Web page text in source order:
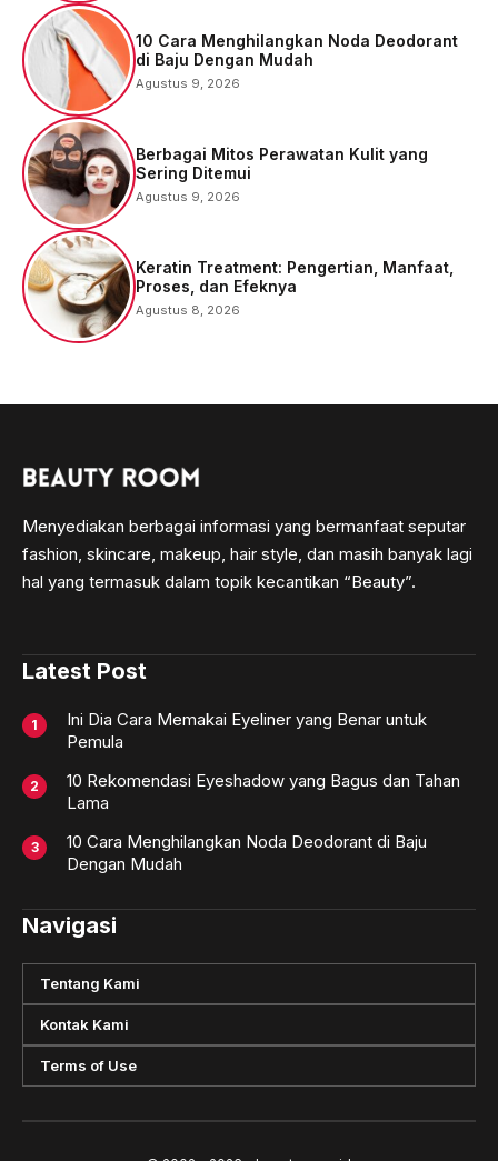
10 Cara Menghilangkan Noda Deodorant
di Baju Dengan Mudah
Agustus 9, 2026
Berbagai Mitos Perawatan Kulit yang
Sering Ditemui
Agustus 9, 2026
Keratin Treatment: Pengertian, Manfaat,
Proses, dan Efeknya
Agustus 8, 2026
Menyediakan berbagai informasi yang bermanfaat seputar
fashion, skincare, makeup, hair style, dan masih banyak lagi
hal yang termasuk dalam topik kecantikan “Beauty”.
Latest Post
Ini Dia Cara Memakai Eyeliner yang Benar untuk
Pemula
10 Rekomendasi Eyeshadow yang Bagus dan Tahan
Lama
10 Cara Menghilangkan Noda Deodorant di Baju
Dengan Mudah
Navigasi
Tentang Kami
Kontak Kami
Terms of Use